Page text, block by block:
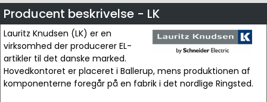
Producent beskrivelse - LK
Lauritz Knudsen (LK) er en
virksomhed der producerer EL-
artikler til det danske marked.
Hovedkontoret er placeret i Ballerup, mens produktionen af
komponenterne foregår på en fabrik i det nordlige Ringsted.